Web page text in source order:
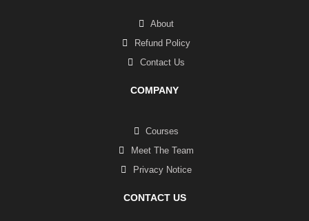
About
Refund Policy
Contact Us
COMPANY
Courses
Meet The Team
Privacy Notice
CONTACT US